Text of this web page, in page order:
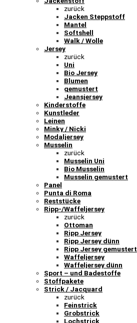
zurück
Jacken Steppstoff
Mantel
Softshell
Walk / Wolle
Jersey
zurück
Uni
Bio Jersey
Blumen
gemustert
Jeansjersey
Kinderstoffe
Kunstleder
Leinen
Minky / Nicki
Modaljersey
Musselin
zurück
Musselin Uni
Bio Musselin
Musselin gemustert
Panel
Punta di Roma
Reststücke
Ripp-/Waffeljersey
zurück
Ottoman
Ripp Jersey
Ripp Jersey dünn
Ripp Jersey gemustert
Waffeljersey
Waffeljersey dünn
Sport – und Badestoffe
Stoffpakete
Strick / Jacquard
zurück
Feinstrick
Grobstrick
Lochstrick